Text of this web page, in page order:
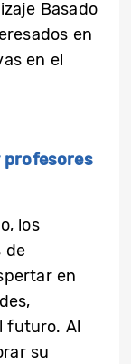
Basado
en
en el
profesores
los
de
en
futuro. Al
su